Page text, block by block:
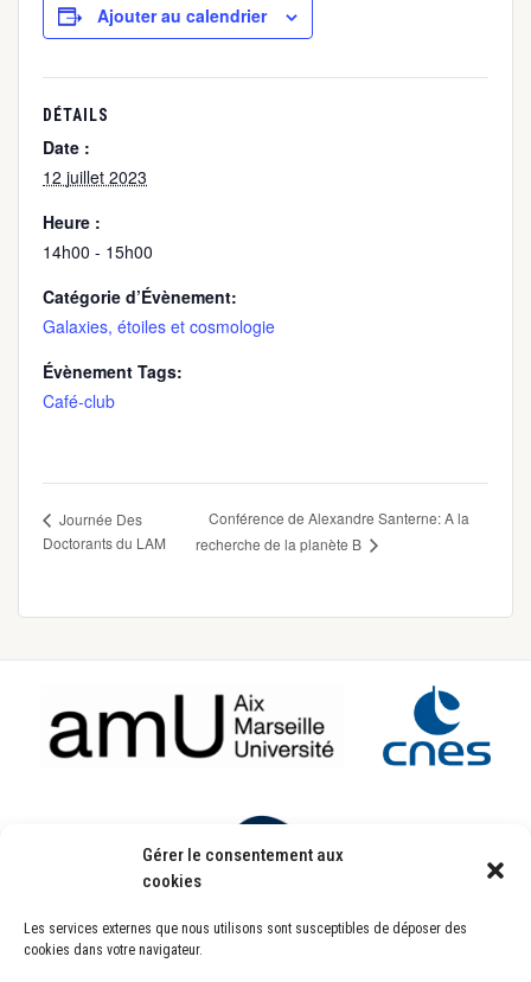
Gérer le consentement aux
cookies
Les services externes que nous utilisons sont susceptibles de déposer des
cookies dans votre navigateur.
Ajouter au calendrier
DÉTAILS
Date :
12 juillet 2023
Heure :
14h00 - 15h00
Catégorie d’Évènement:
Galaxies, étoiles et cosmologie
Évènement Tags:
Café-club
Journée Des
Doctorants du LAM
Conférence de Alexandre Santerne: A la
recherche de la planète B
Laboratoire d’Astrophysique de Marseille